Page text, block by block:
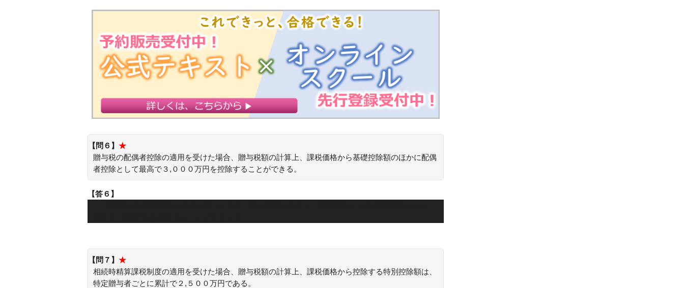
【問６】 ★
贈与税の配偶者控除の適用を受けた場合、贈与税額の計算上、課税価格から基礎控除額のほかに配偶
者控除として最高で３,０００万円を控除することができる。
【答６】
【問７】 ★
相続時精算課税制度の適用を受けた場合、贈与税額の計算上、課税価格から控除する特別控除額は、
特定贈与者ごとに累計で２,５００万円である。